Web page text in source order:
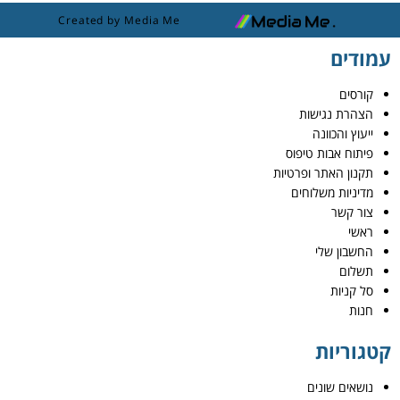
Created by Media Me
עמודים
קורסים
הצהרת נגישות
ייעוץ והכוונה
פיתוח אבות טיפוס
תקנון האתר ופרטיות
מדיניות משלוחים
צור קשר
ראשי
החשבון שלי
תשלום
סל קניות
חנות
קטגוריות
נושאים שונים